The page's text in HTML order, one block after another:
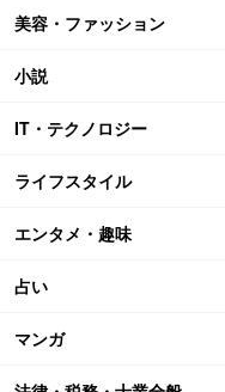
美容・ファッション
小説
IT・テクノロジー
ライフスタイル
エンタメ・趣味
占い
マンガ